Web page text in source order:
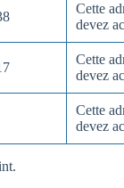
Cette
devez
Cette
devez
Cette
devez